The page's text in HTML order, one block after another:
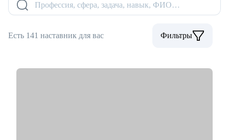
Профессия, сфера, задача, навык, ФИО…
Есть 141 наставник для вас Фильтры